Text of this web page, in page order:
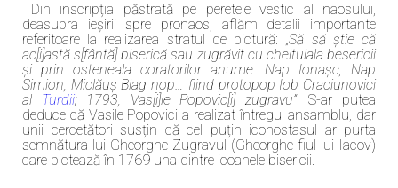
Din inscripția păstrată pe peretele vestic al naosului,
deasupra ieșirii spre pronaos, aflăm detalii importante
referitoare la realizarea stratul de pictură: „Să să știe că
ac[i]astă s[fântă] biserică sau zugrăvit cu cheltuiala besericii
și prin osteneala coratorilor anume: Nap Ionașc, Nap
Simion, Miclăuș Blag nop… fiind protopop Iob Craciunovici
al
Turdii; 1793, Vas[i]le Popovic[i] zugravu”. S-ar putea
deduce că Vasile Popovici a realizat întregul ansamblu, dar
unii cercetători susțin că cel puțin iconostasul ar purta
semnătura lui Gheorghe Zugravul (Gheorghe fiul lui Iacov)
care pictează în 1769 una dintre icoanele bisericii.